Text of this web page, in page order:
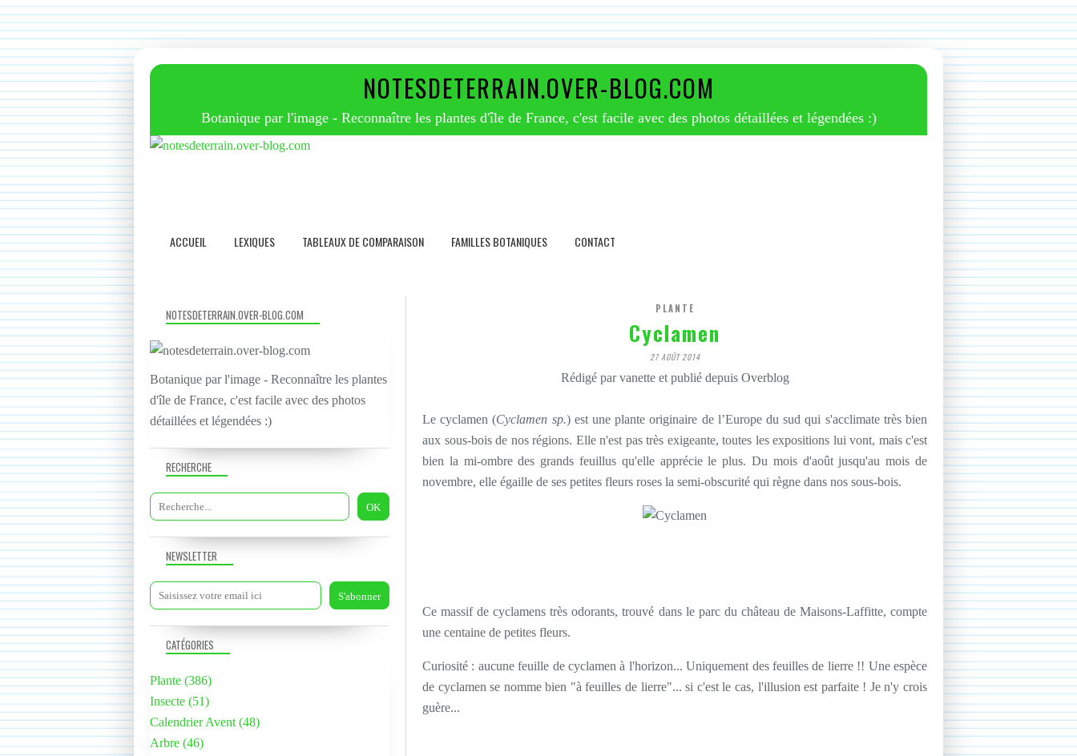
NOTESDETERRAIN.OVER-BLOG.COM
Botanique par l'image - Reconnaître les plantes d'île de France, c'est facile avec des photos détaillées et légendées :)
ACCUEIL LEXIQUES TABLEAUX DE COMPARAISON FAMILLES BOTANIQUES CONTACT
PLANTE
Cyclamen
27 AOÛT 2014
Rédigé par vanette et publié depuis Overblog
Le cyclamen (Cyclamen sp.) est une plante originaire de l’Europe du sud qui s'acclimate très bien
aux sous-bois de nos régions. Elle n'est pas très exigeante, toutes les expositions lui vont, mais c'est
bien la mi-ombre des grands feuillus qu'elle apprécie le plus. Du mois d'août jusqu'au mois de
novembre, elle égaille de ses petites fleurs roses la semi-obscurité qui règne dans nos sous-bois.
Ce massif de cyclamens très odorants, trouvé dans le parc du château de Maisons-Laffitte, compte
une centaine de petites fleurs.
Curiosité : aucune feuille de cyclamen à l'horizon... Uniquement des feuilles de lierre !! Une espèce
de cyclamen se nomme bien "à feuilles de lierre"... si c'est le cas, l'illusion est parfaite ! Je n'y crois
guère...
NEWSLETTER
RECHERCHE
NOTESDETERRAIN.OVER-BLOG.COM
Botanique par l'image - Reconnaître les plantes
d'île de France, c'est facile avec des photos
détaillées et légendées :)
CATÉGORIES
Plante (386)
Insecte (51)
Calendrier Avent (48)
Arbre (46)